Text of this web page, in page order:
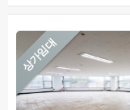
상가임대